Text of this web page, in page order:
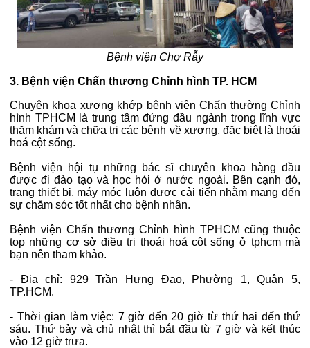
Bệnh viện Chợ Rẫy
3. Bệnh viện Chấn thương Chỉnh hình TP. HCM
Chuyên khoa xương khớp bệnh viện Chấn thường Chỉnh
hình TPHCM là trung tâm đứng đầu ngành trong lĩnh vực
thăm khám và chữa trị các bệnh về xương, đặc biệt là thoái
hoá cột sống.
Bệnh viện hội tụ những bác sĩ chuyên khoa hàng đầu
được đi đào tạo và học hỏi ở nước ngoài. Bên cạnh đó,
trang thiết bị, máy móc luôn được cải tiến nhằm mang đến
sự chăm sóc tốt nhất cho bệnh nhân.
Bệnh viện Chấn thương Chỉnh hình TPHCM cũng thuộc
top những cơ sở điều trị thoái hoá cột sống ở tphcm mà
bạn nên tham khảo.
- Địa chỉ: 929 Trần Hưng Đạo, Phường 1, Quận 5,
TP.HCM.
- Thời gian làm việc: 7 giờ đến 20 giờ từ thứ hai đến thứ
sáu. Thứ bảy và chủ nhật thì bắt đầu từ 7 giờ và kết thúc
vào 12 giờ trưa.